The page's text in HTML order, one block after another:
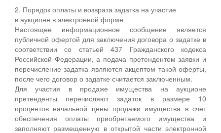
2. Порядок оплаты и возврата задатка на участие
в аукционе в электронной форме
Настоящее информационное сообщение является
публичной офертой для заключения договора о задатке в
соответствии со статьей 437 Гражданского кодекса
Российской Федерации, а подача претендентом заявки и
перечисление задатка являются акцептом такой оферты,
после чего договор о задатке считается заключенным.
Для участия в продаже имущества на аукционе
претенденты перечисляют задаток в размере 10
процентов начальной цены продажи имущества в счет
обеспечения оплаты приобретаемого имущества и
заполняют размещенную в открытой части электронной